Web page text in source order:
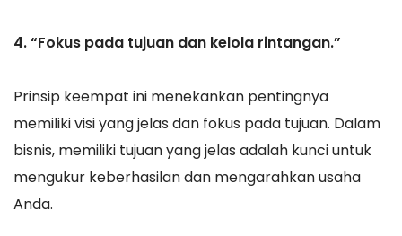
4. “Fokus pada tujuan dan kelola rintangan.”
Prinsip keempat ini menekankan pentingnya
memiliki visi yang jelas dan fokus pada tujuan. Dalam
bisnis, memiliki tujuan yang jelas adalah kunci untuk
mengukur keberhasilan dan mengarahkan usaha
Anda.